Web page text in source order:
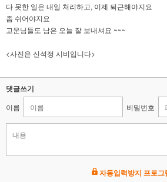
다 못한 일은 내일 처리하고, 이제 퇴근해야지요
좀 쉬어야지요
고운님들도 남은 오늘 잘 보내셔요 ~~~
<사진은 신석정 시비입니다>
댓글쓰기
이름 비밀번호
자동입력방지 프로그